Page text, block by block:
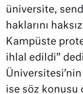
üniversite,
haklarını
Kampüste
ihlal edildi”
ise söz konusu